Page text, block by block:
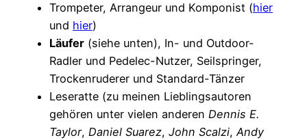
Trompeter, Arrangeur und Komponist (hier
und hier)
Läufer (siehe unten), In- und Outdoor-
Radler und Pedelec-Nutzer, Seilspringer,
Trockenruderer und Standard-Tänzer
Leseratte (zu meinen Lieblingsautoren
gehören unter vielen anderen Dennis E.
Taylor, Daniel Suarez, John Scalzi,Andy